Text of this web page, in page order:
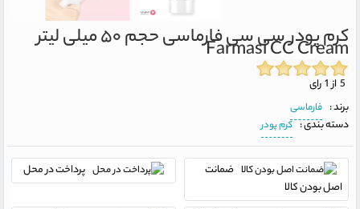
کرم پودر سی سی فارماسی حجم ۵۰ میلی لیتر
Farmasi CC Cream
برند : فارماسی
دسته بندی : کرم پودر
ضمانت
اصل بودن کالا
پرداخت در محل